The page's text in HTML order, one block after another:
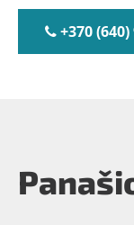
+370 (640)